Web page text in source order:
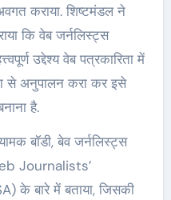
कराया. शिष्टमंडल ने
कि वेब जर्नलिस्ट्स
उद्देश्य वेब पत्रकारिता में
से अनुपालन करा कर इसे
है.
बॉडी, बेव जर्नलिस्ट्स
Journalists’
के बारे में बताया, जिसकी